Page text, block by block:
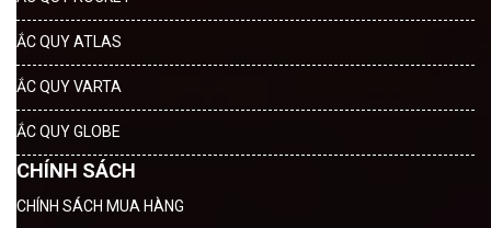
ẮC QUY ATLAS
ẮC QUY VARTA
ẮC QUY GLOBE
CHÍNH SÁCH
CHÍNH SÁCH MUA HÀNG